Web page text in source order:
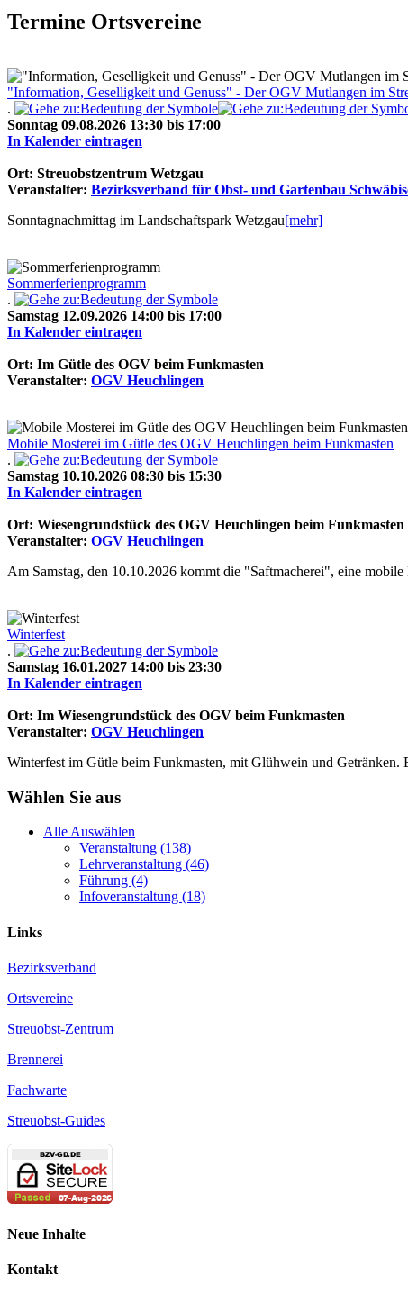
Termine Ortsvereine
"Information, Geselligkeit und Genuss" - Der OGV Mutlangen im
.
Sonntag 09.08.2026 13:30 bis 17:00
In Kalender eintragen
Ort: Streuobstzentrum Wetzgau
Veranstalter: Bezirksverband für Obst- und Gartenbau
Sonntagnachmittag im Landschaftspark Wetzgau[mehr]
Sommerferienprogramm
.
Samstag 12.09.2026 14:00 bis 17:00
In Kalender eintragen
Ort: Im Gütle des OGV beim Funkmasten
Veranstalter: OGV Heuchlingen
Mobile Mosterei im Gütle des OGV Heuchlingen beim Funkmasten
.
Samstag 10.10.2026 08:30 bis 15:30
In Kalender eintragen
Ort: Wiesengrundstück des OGV Heuchlingen beim Funkmasten
Veranstalter: OGV Heuchlingen
Am Samstag, den 10.10.2026 kommt die "Saftmacherei", eine
Winterfest
.
Samstag 16.01.2027 14:00 bis 23:30
In Kalender eintragen
Ort: Im Wiesengrundstück des OGV beim Funkmasten
Veranstalter: OGV Heuchlingen
Winterfest im Gütle beim Funkmasten, mit Glühwein und Getränken.
Wählen Sie aus
Alle Auswählen
Veranstaltung (138)
Lehrveranstaltung (46)
Führung (4)
Infoveranstaltung (18)
Links
Bezirksverband
Ortsvereine
Streuobst-Zentrum
Brennerei
Fachwarte
Streuobst-Guides
Neue Inhalte
Kontakt